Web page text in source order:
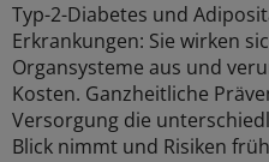
Typ-2-Diabetes und
Erkrankungen: Sie wirken
Organsysteme aus und
Kosten. Ganzheitliche
Versorgung die
Blick nimmt und Risiken